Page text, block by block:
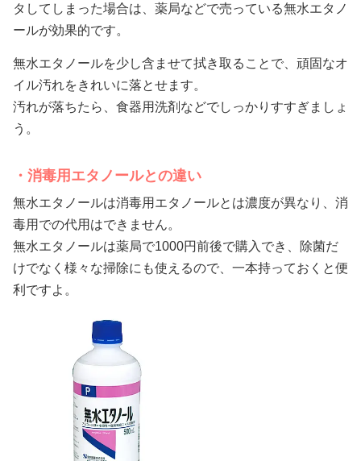
タしてしまった場合は、薬局などで売っている無水エタノ
ールが効果的です。
無水エタノールを少し含ませて拭き取ることで、頑固なオ
イル汚れをきれいに落とせます。
汚れが落ちたら、食器用洗剤などでしっかりすすぎましょ
う。
消毒用エタノールとの違い
無水エタノールは消毒用エタノールとは濃度が異なり、消
毒用での代用はできません。
無水エタノールは薬局で1000円前後で購入でき、除菌だ
けでなく様々な掃除にも使えるので、一本持っておくと便
利ですよ。